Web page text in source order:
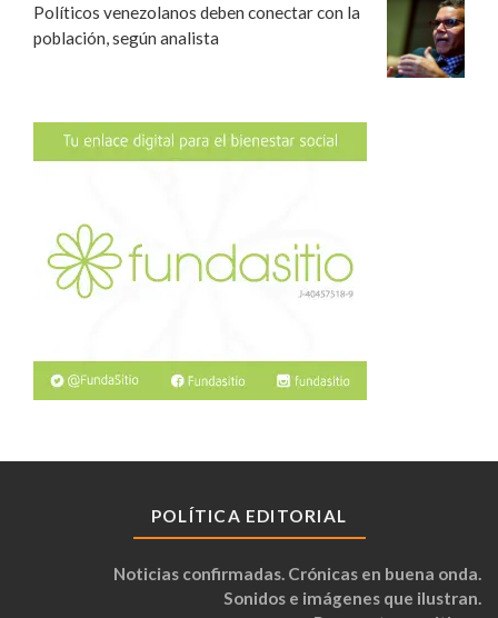
Políticos venezolanos deben conectar con la
población, según analista
POLÍTICA EDITORIAL
Noticias confirmadas. Crónicas en buena onda.
Sonidos e imágenes que ilustran.